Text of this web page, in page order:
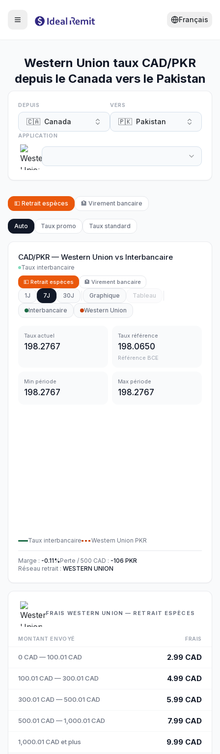
Français
Western Union taux CAD/PKR
depuis le Canada vers le Pakistan
DEPUIS
🇨🇦 Canada
VERS
🇵🇰 Pakistan
APPLICATION
💵 Retrait espèces 🏦 Virement bancaire
Auto Taux promo Taux standard
CAD/PKR — Western Union vs Interbancaire
Taux interbancaire
💵 Retrait espèces 🏦 Virement bancaire
1J 7J 30J Graphique
Tableau
Interbancaire
Western Union
Taux actuel
198.2767
Taux référence
198.0650
Référence BCE
Min période
198.2767
Max période
198.2767
Taux interbancaire Western Union PKR
Marge : -0.11%Perte / 500 CAD : -106 PKR
Réseau retrait : WESTERN UNION
FRAIS WESTERN UNION — RETRAIT ESPÈCES
MONTANT ENVOYÉ FRAIS
0 CAD — 100.01 CAD 2.99 CAD
100.01 CAD — 300.01 CAD 4.99 CAD
300.01 CAD — 500.01 CAD 5.99 CAD
500.01 CAD — 1,000.01 CAD 7.99 CAD
1,000.01 CAD et plus 9.99 CAD